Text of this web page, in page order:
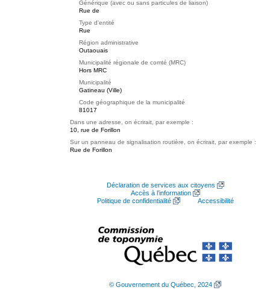
Générique (avec ou sans particules de liaison)
Rue de
Type d'entité
Rue
Région administrative
Outaouais
Municipalité régionale de comté (MRC)
Hors MRC
Municipalité
Gatineau (Ville)
Code géographique de la municipalité
81017
Dans une adresse, on écrirait, par exemple :
10, rue de Forillon
Sur un panneau de signalisation routière, on écrirait, par exemple :
Rue de Forillon
Déclaration de services aux citoyens
Accès à l’information
Politique de confidentialité
Accessibilité
© Gouvernement du Québec, 2024